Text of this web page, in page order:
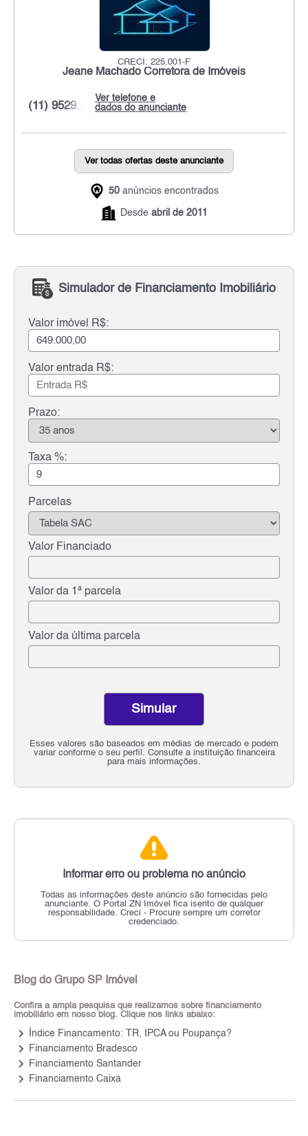
CRECI: 225.001-F
Jeane Machado Corretora de Imóveis
Ver telefone e
dados do anunciante
(11) 9529...
Ver todas ofertas deste anunciante
50 anúncios encontrados
Desde abril de 2011
Simulador de Financiamento Imobiliário
Valor imóvel R$:
Valor entrada R$:
Prazo:
Taxa %:
Parcelas
Valor Financiado
Valor da 1ª parcela
Valor da última parcela
Esses valores são baseados em médias de mercado e podem
variar conforme o seu perfil. Consulte a instituição financeira
para mais informações.
Simular
Informar erro ou problema no anúncio
Todas as informações deste anúncio são fornecidas pelo
anunciante. O Portal ZN Imóvel fica isento de qualquer
responsabilidade. Creci - Procure sempre um corretor
credenciado.
Blog do Grupo SP Imóvel
Confira a ampla pesquisa que realizamos sobre financiamento
imobiliário em nosso blog. Clique nos links abaixo:
keyboard_arrow_right Índice Financamento: TR, IPCA ou Poupança?
keyboard_arrow_right Financiamento Bradesco
keyboard_arrow_right Financiamento Santander
keyboard_arrow_right Financiamento Caixa